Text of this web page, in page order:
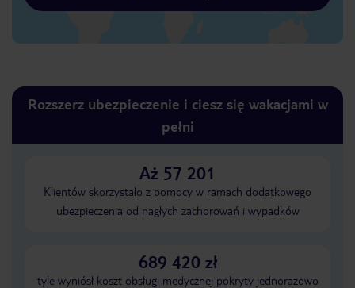
Rozszerz ubezpieczenie i ciesz się wakacjami w
pełni
Aż 57 201
Klientów skorzystało z pomocy w ramach dodatkowego
ubezpieczenia od nagłych zachorowań i wypadków
689 420 zł
tyle wyniósł koszt obsługi medycznej pokryty jednorazowo